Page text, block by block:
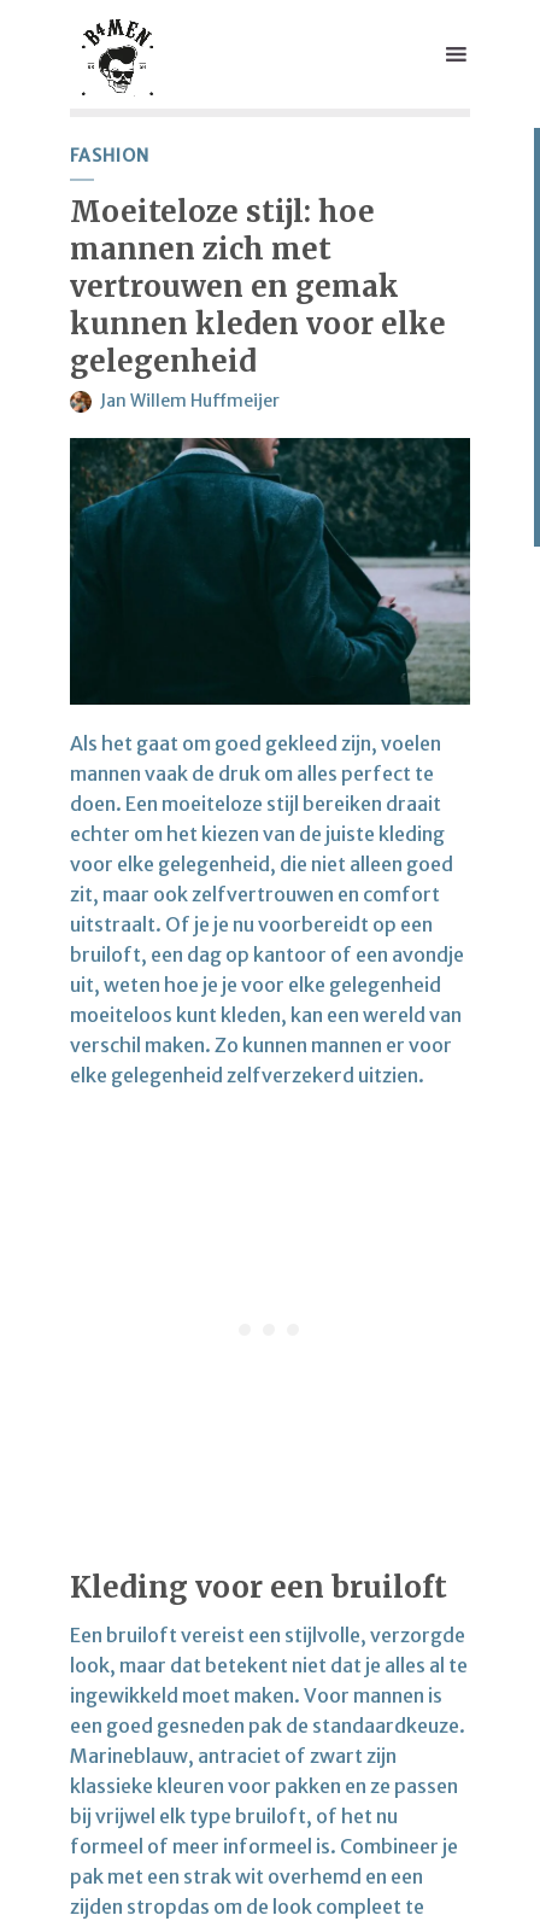
FASHION
Moeiteloze stijl: hoe
mannen zich met
vertrouwen en gemak
kunnen kleden voor elke
gelegenheid
Jan Willem Huffmeijer
Als het gaat om goed gekleed zijn, voelen
mannen vaak de druk om alles perfect te
doen. Een moeiteloze stijl bereiken draait
echter om het kiezen van de juiste kleding
voor elke gelegenheid, die niet alleen goed
zit, maar ook zelfvertrouwen en comfort
uitstraalt. Of je je nu voorbereidt op een
bruiloft, een dag op kantoor of een avondje
uit, weten hoe je je voor elke gelegenheid
moeiteloos kunt kleden, kan een wereld van
verschil maken. Zo kunnen mannen er voor
elke gelegenheid zelfverzekerd uitzien.
Kleding voor een bruiloft
Een bruiloft vereist een stijlvolle, verzorgde
look, maar dat betekent niet dat je alles al te
ingewikkeld moet maken. Voor mannen is
een goed gesneden pak de standaardkeuze.
Marineblauw, antraciet of zwart zijn
klassieke kleuren voor pakken en ze passen
bij vrijwel elk type bruiloft, of het nu
formeel of meer informeel is. Combineer je
pak met een strak wit overhemd en een
zijden stropdas om de look compleet te